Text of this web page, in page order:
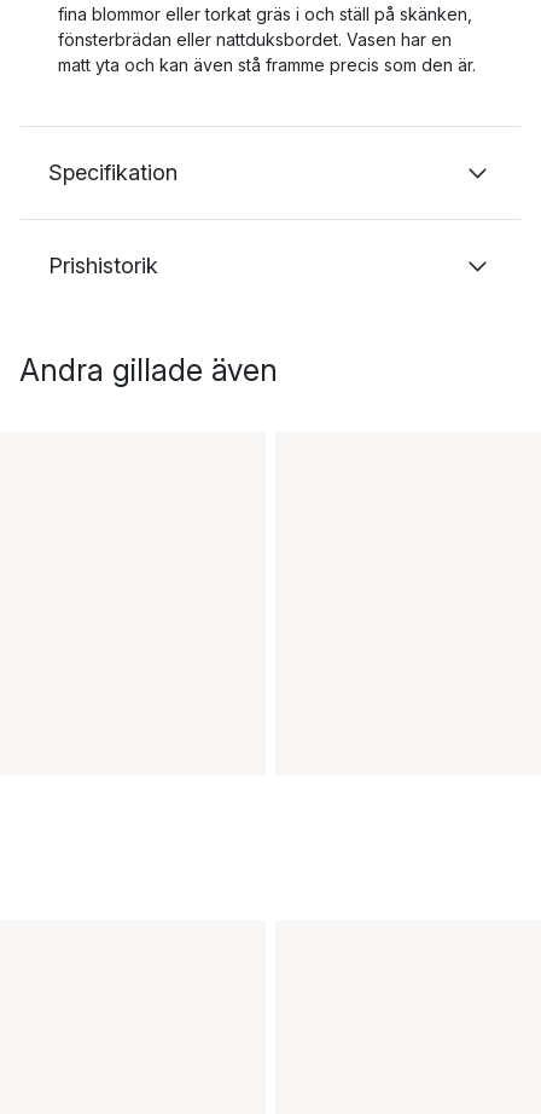
fina blommor eller torkat gräs i och ställ på skänken,
fönsterbrädan eller nattduksbordet. Vasen har en
matt yta och kan även stå framme precis som den är.
Specifikation
Prishistorik
Andra gillade även